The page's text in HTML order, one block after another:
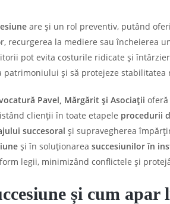
are și un rol preventiv, putând
recurgerea la mediere sau încheierea
pot evita costurile ridicate și
patrimoniului și să protejeze
Pavel, Mărgărit și Asociații
clienții în toate etapele procedurii
succesoral și supravegherea
și în soluționarea succesiunilor în
legii, minimizând conflictele și
și cum apar